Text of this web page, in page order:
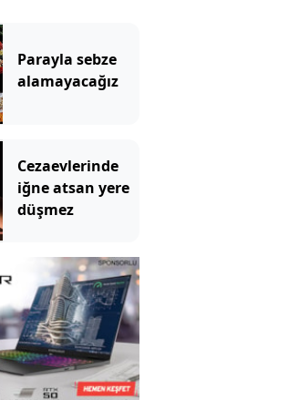
Parayla sebze
alamayacağız
Cezaevlerinde
iğne atsan yere
düşmez